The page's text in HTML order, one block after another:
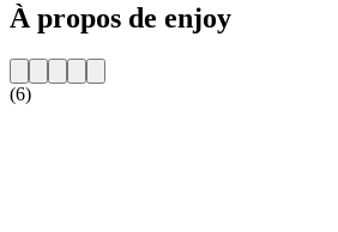
À propos de enjoy
(6)